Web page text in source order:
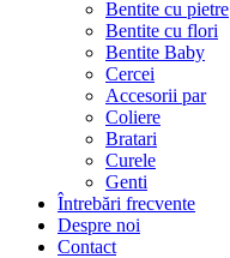
Bentite cu pietre
Bentite cu flori
Bentite Baby
Cercei
Accesorii par
Coliere
Bratari
Curele
Genti
Întrebări frecvente
Despre noi
Contact